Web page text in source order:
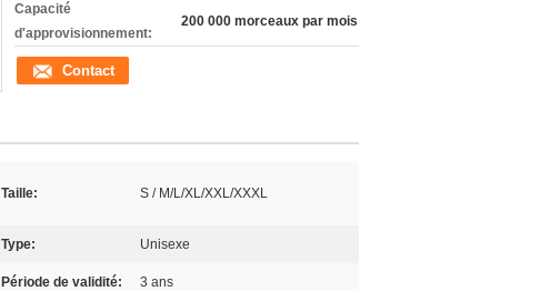
Capacité
d'approvisionnement:
200 000 morceaux par mois
Contact
Taille: S / M/L/XL/XXL/XXXL
Type: Unisexe
Période de validité: 3 ans